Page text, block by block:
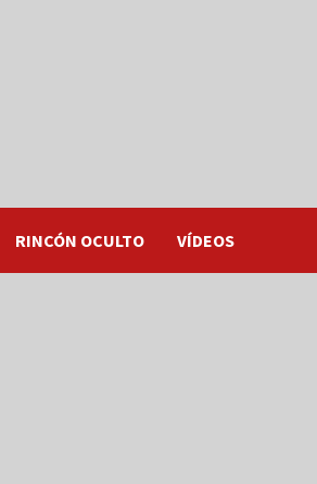
RINCÓN OCULTO VÍDEOS